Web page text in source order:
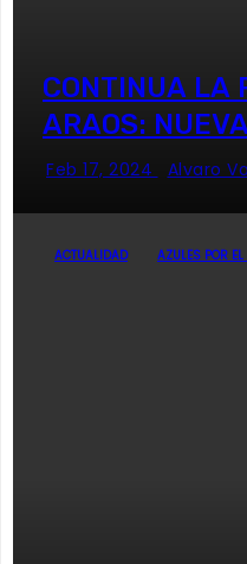
CONTINUA LA
ARAOS:
Feb 17, 2024 Alvaro
ACTUALIDAD AZULES POR